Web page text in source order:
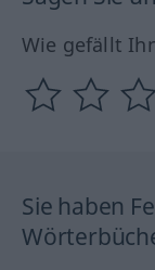
Wie gefällt
Sie haben